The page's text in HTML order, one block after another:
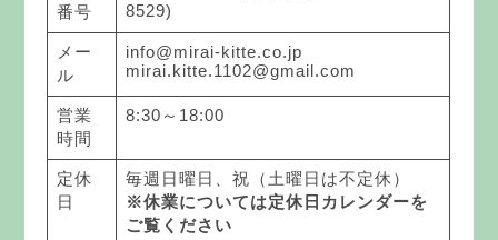
番号
8529)
メー
ル
info@mirai-kitte.co.jp
mirai.kitte.1102@gmail.com
営業
時間
8:30～18:00
定休
日
毎週日曜日、祝（土曜日は不定休）
※休業については定休日カレンダーを
ご覧ください